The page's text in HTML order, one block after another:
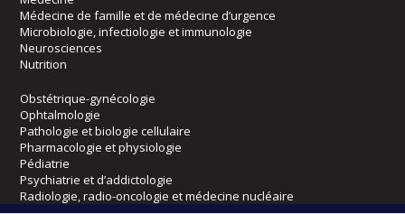
Médecine de famille et de médecine d’urgence
Microbiologie, infectiologie et immunologie
Neurosciences
Nutrition
Obstétrique-gynécologie
Ophtalmologie
Pathologie et biologie cellulaire
Pharmacologie et physiologie
Pédiatrie
Psychiatrie et d’addictologie
Radiologie, radio-oncologie et médecine nucléaire